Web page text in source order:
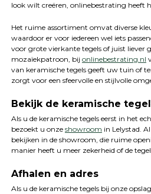
look wilt creëren, onlinebestrating heeft
Het ruime assortiment omvat diverse
waardoor er voor iedereen wel iets
voor grote vierkante tegels of juist liever
mozaïekpatroon, bij onlinebestrating.nl
van keramische tegels geeft uw tuin of
zorgt voor een sfeervolle en stijlvolle
Bekijk de keramische
Als u de keramische tegels eerst in het
bezoekt u onze showroom in Lelystad.
bekijken in de showroom, die ruime
manier heeft u meer zekerheid of de
Afhalen en adres
Als u de keramische tegels bij onze